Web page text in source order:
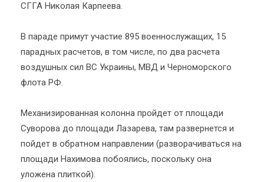
СГГА Николая Карпеева.
В параде примут участие 895 военнослужащих, 15
парадных расчетов, в том числе, по два расчета
воздушных сил ВС Украины, МВД и Черноморского
флота РФ.
Механизированная колонна пройдет от площади
Суворова до площади Лазарева, там развернется и
пойдет в обратном направлении (разворачиваться на
площади Нахимова побоялись, поскольку она
уложена плиткой).